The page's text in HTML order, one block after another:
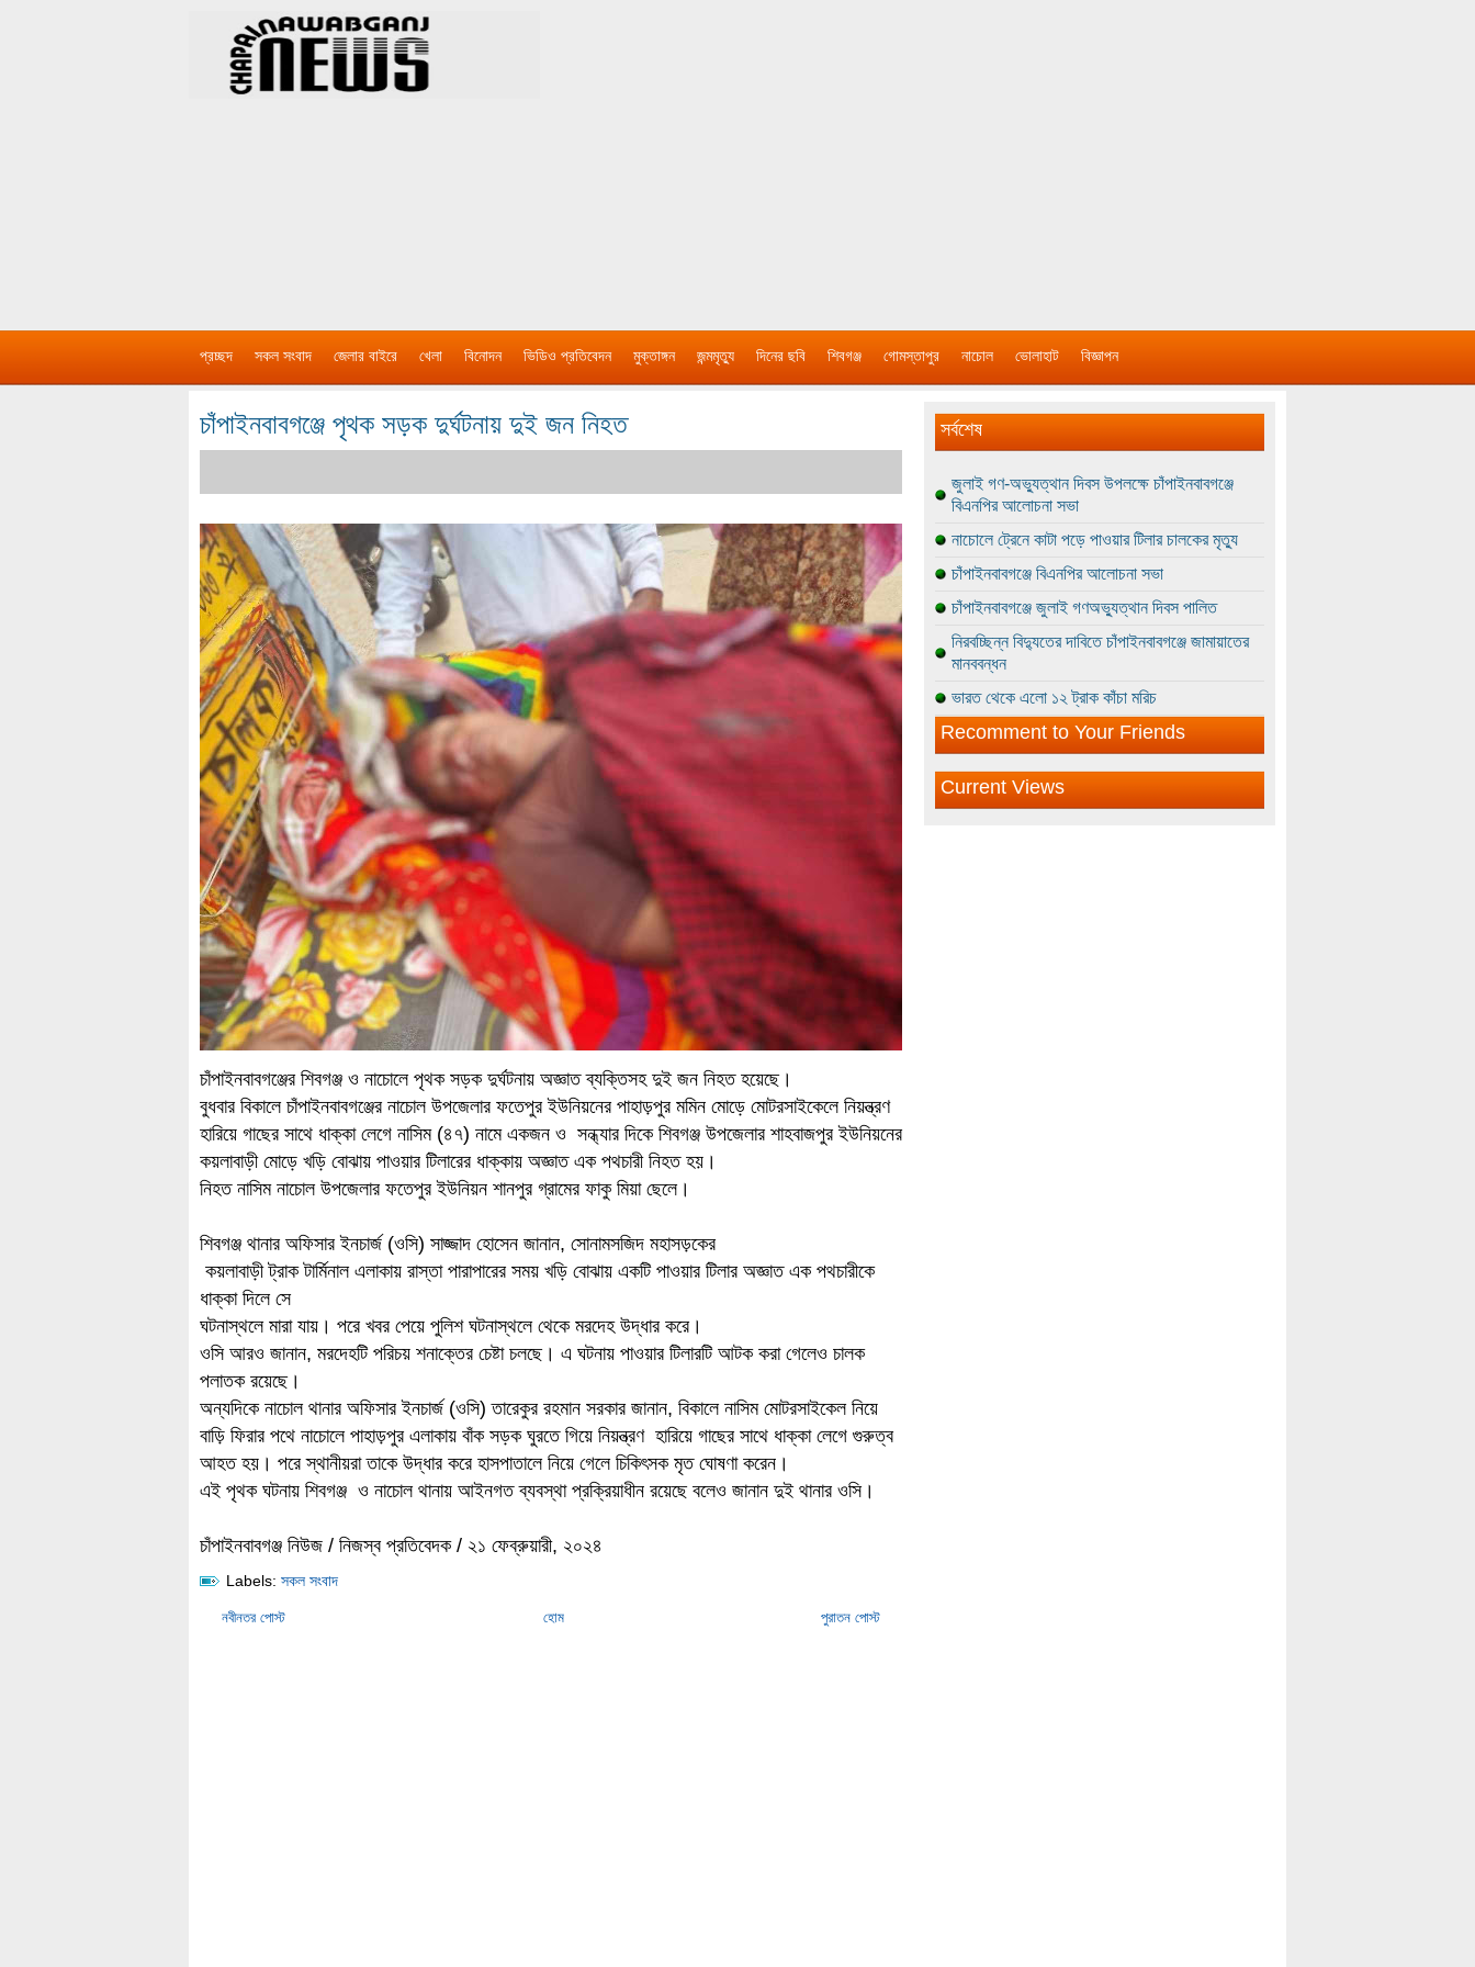
প্রচ্ছদ সকল সংবাদ জেলার বাইরে খেলা বিনোদন ভিডিও প্রতিবেদন মুক্তাঙ্গন জন্মমৃত্যু দিনের ছবি শিবগঞ্জ গোমস্তাপুর নাচোল ভোলাহাট বিজ্ঞাপন
চাঁপাইনবাবগঞ্জে পৃথক সড়ক দুর্ঘটনায় দুই জন নিহত
চাঁপাইনবাবগঞ্জের শিবগঞ্জ ও নাচোলে পৃথক সড়ক দুর্ঘটনায় অজ্ঞাত ব্যক্তিসহ দুই জন নিহত হয়েছে।
বুধবার বিকালে চাঁপাইনবাবগঞ্জের নাচোল উপজেলার ফতেপুর ইউনিয়নের পাহাড়পুর মমিন মোড়ে মোটরসাইকেলে নিয়ন্ত্রণ
হারিয়ে গাছের সাথে ধাক্কা লেগে নাসিম (৪৭) নামে একজন ও সন্ধ্যার দিকে শিবগঞ্জ উপজেলার শাহবাজপুর ইউনিয়নের
কয়লাবাড়ী মোড়ে খড়ি বোঝায় পাওয়ার টিলারের ধাক্কায় অজ্ঞাত এক পথচারী নিহত হয়।
নিহত নাসিম নাচোল উপজেলার ফতেপুর ইউনিয়ন শানপুর গ্রামের ফাকু মিয়া ছেলে।
শিবগঞ্জ থানার অফিসার ইনচার্জ (ওসি) সাজ্জাদ হোসেন জানান, সোনামসজিদ মহাসড়কের
কয়লাবাড়ী ট্রাক টার্মিনাল এলাকায় রাস্তা পারাপারের সময় খড়ি বোঝায় একটি পাওয়ার টিলার অজ্ঞাত এক পথচারীকে
ধাক্কা দিলে সে
ঘটনাস্থলে মারা যায়। পরে খবর পেয়ে পুলিশ ঘটনাস্থলে থেকে মরদেহ উদ্ধার করে।
ওসি আরও জানান, মরদেহটি পরিচয় শনাক্তের চেষ্টা চলছে। এ ঘটনায় পাওয়ার টিলারটি আটক করা গেলেও চালক
পলাতক রয়েছে।
অন্যদিকে নাচোল থানার অফিসার ইনচার্জ (ওসি) তারেকুর রহমান সরকার জানান, বিকালে নাসিম মোটরসাইকেল নিয়ে
বাড়ি ফিরার পথে নাচোলে পাহাড়পুর এলাকায় বাঁক সড়ক ঘুরতে গিয়ে নিয়ন্ত্রণ হারিয়ে গাছের সাথে ধাক্কা লেগে গুরুত্ব
আহত হয়। পরে স্থানীয়রা তাকে উদ্ধার করে হাসপাতালে নিয়ে গেলে চিকিৎসক মৃত ঘোষণা করেন।
এই পৃথক ঘটনায় শিবগঞ্জ ও নাচোল থানায় আইনগত ব্যবস্থা প্রক্রিয়াধীন রয়েছে বলেও জানান দুই থানার ওসি।
চাঁপাইনবাবগঞ্জ নিউজ / নিজস্ব প্রতিবেদক / ২১ ফেব্রুয়ারী, ২০২৪
Labels: সকল সংবাদ
নবীনতর পোস্ট পুরাতন পোস্ট
হোম
সর্বশেষ
জুলাই গণ-অভ্যুত্থান দিবস উপলক্ষে চাঁপাইনবাবগঞ্জে
বিএনপির আলোচনা সভা
নাচোলে ট্রেনে কাটা পড়ে পাওয়ার টিলার চালকের মৃত্যু
চাঁপাইনবাবগঞ্জে বিএনপির আলোচনা সভা
চাঁপাইনবাবগঞ্জে জুলাই গণঅভ্যুত্থান দিবস পালিত
নিরবচ্ছিন্ন বিদ্যুতের দাবিতে চাঁপাইনবাবগঞ্জে জামায়াতের
মানববন্ধন
ভারত থেকে এলো ১২ ট্রাক কাঁচা মরিচ
Recomment to Your Friends
Current Views